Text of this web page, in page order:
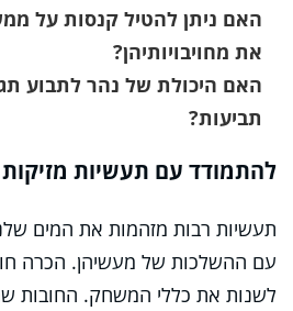
האם ניתן להטיל קנסות על
את מחויבויותיהן?
האם היכולת של נהר לתבוע
תביעות?
להתמודד עם תעשיות מזיקות
תעשיות רבות מזהמות את המים
עם ההשלכות של מעשיהן. הכרה
לשנות את כללי המשחק. החובות